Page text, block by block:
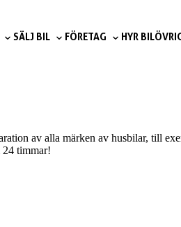
SÄLJ BIL FÖRETAG HYR BIL
av alla märken av husbilar, till
24 timmar!